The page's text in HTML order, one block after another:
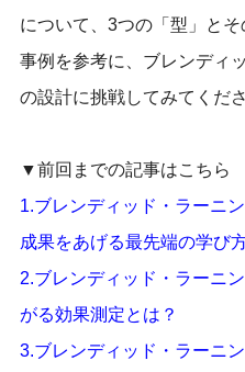
について、3つの「型」と
事例を参考に、ブレンディ
の設計に挑戦してみてくださ
▼前回までの記事はこちら
1.ブレンディッド・ラーニ
成果をあげる最先端の学び
2.ブレンディッド・ラーニ
がる効果測定とは？
3.ブレンディッド・ラーニ